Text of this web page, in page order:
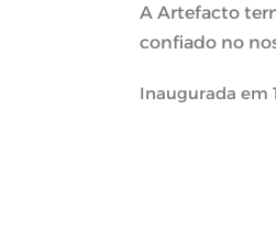
A Artefacto
confiado no
Inaugurada em